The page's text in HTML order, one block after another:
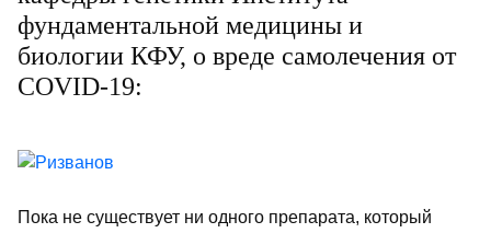
фундаментальной медицины и
биологии КФУ, о вреде самолечения от
COVID-19:
Пока не существует ни одного препарата, который